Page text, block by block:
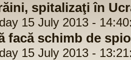
spitalizaţi în
15 July 2013 -
facă schimb de
15 July 2013 -